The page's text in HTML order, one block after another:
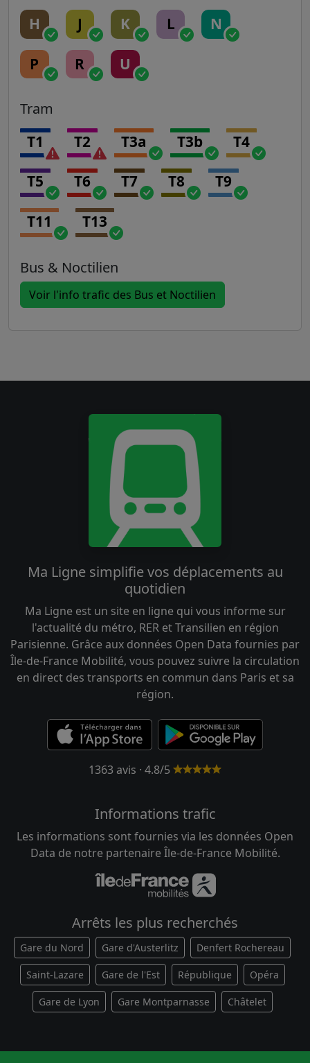
H J K L N
P R U
Tram
T1 T2 T3a T3b T4
T5 T6 T7 T8 T9
T11 T13
Bus & Noctilien
Voir l'info trafic des Bus et Noctilien
Ma Ligne simplifie vos déplacements au
quotidien
Ma Ligne est un site en ligne qui vous informe sur
l'actualité du métro, RER et Transilien en région
Parisienne. Grâce aux données Open Data fournies par
Île-de-France Mobilité, vous pouvez suivre la circulation
en direct des transports en commun dans Paris et sa
région.
1363 avis · 4.8/5
Informations trafic
Les informations sont fournies via les données Open
Data de notre partenaire Île-de-France Mobilité.
Arrêts les plus recherchés
Gare du Nord Gare d'Austerlitz Denfert Rochereau
Saint-Lazare Gare de l'Est République Opéra
Gare de Lyon Gare Montparnasse Châtelet